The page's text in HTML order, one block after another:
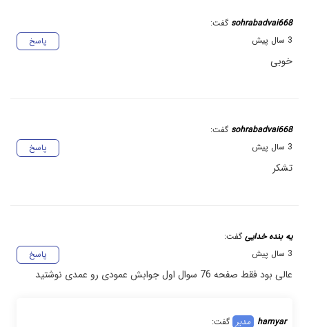
sohrabadvai668 گفت:
پاسخ
3 سال پیش
خوبی
sohrabadvai668 گفت:
پاسخ
3 سال پیش
تشکر
یه بنده خدایی گفت:
پاسخ
3 سال پیش
عالی بود فقط صفحه 76 سوال اول جوابش عمودی رو عمدی نوشتید
hamyar گفت: